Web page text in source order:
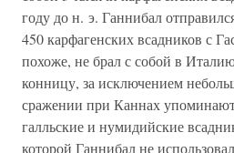
году до н. э. Ганнибал
450 карфагенских всадников с
похоже, не брал с собой в
конницу, за исключением
сражении при Каннах
галльские и нумидийские
которой Ганнибал не